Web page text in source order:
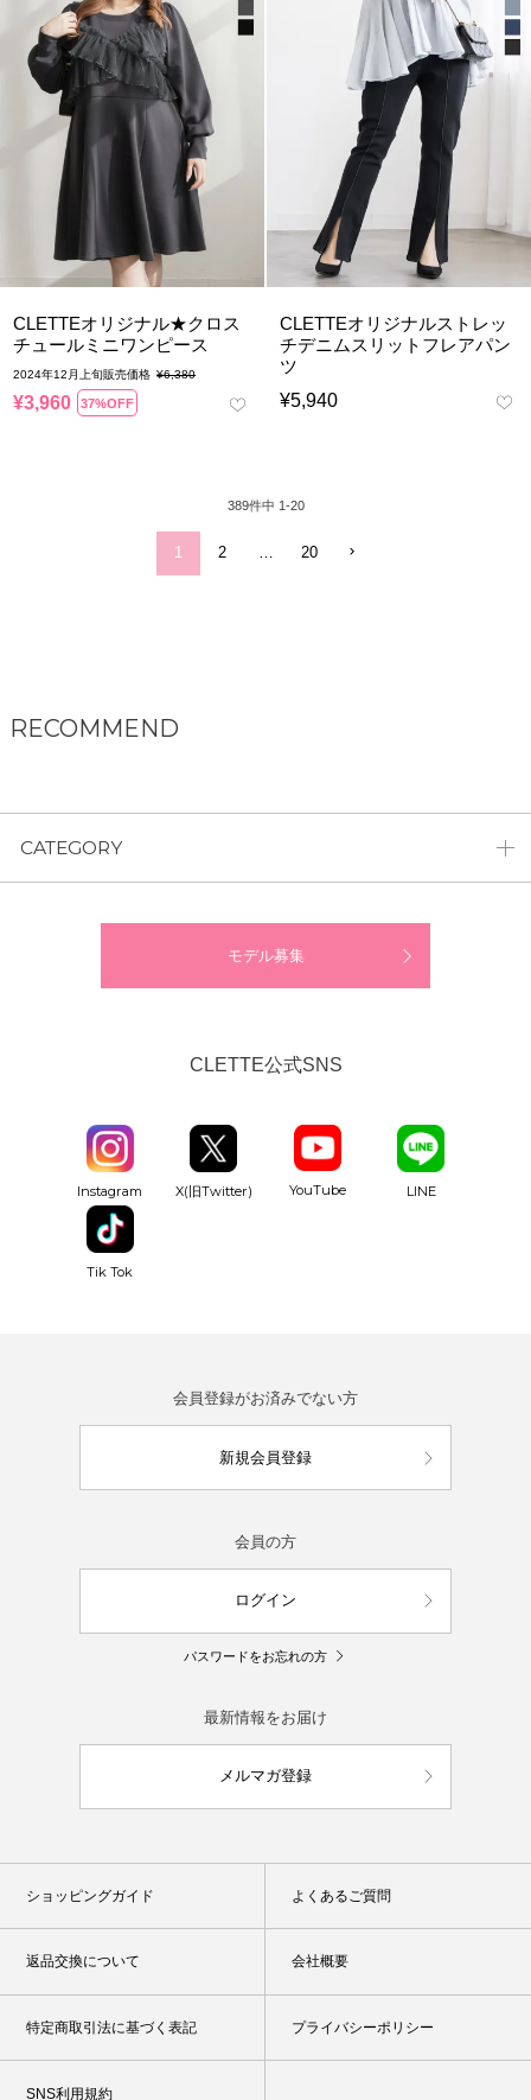
CLETTEオリジナル★クロス
チュールミニワンピース
2024年12月上旬販売価格 ¥6,380
¥3,960 37%OFF
CLETTEオリジナルストレッ
チデニムスリットフレアパン
ツ
¥5,940
389件中 1-20
1 2 … 20
RECOMMEND
CATEGORY
モデル募集
CLETTE公式SNS
Instagram X(旧Twitter) YouTube LINE
Tik Tok
会員登録がお済みでない方
新規会員登録
会員の方
ログイン
パスワードをお忘れの方
最新情報をお届け
メルマガ登録
ショッピングガイド よくあるご質問
返品交換について 会社概要
特定商取引法に基づく表記 プライバシーポリシー
SNS利用規約